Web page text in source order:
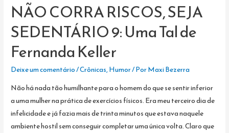
NÃO CORRA RISCOS, SEJA
SEDENTÁRIO 9: Uma Tal de
Fernanda Keller
Deixe um comentário/Crônicas,Humor/ PorMaxi Bezerra
Não há nada tão humilhante para o homem do que se sentir inferior
a uma mulher na prática de exercícios físicos. Era meu terceiro dia de
infelicidade e já fazia mais de trinta minutos que estava naquele
ambiente hostil sem conseguir completar uma única volta. Claro que